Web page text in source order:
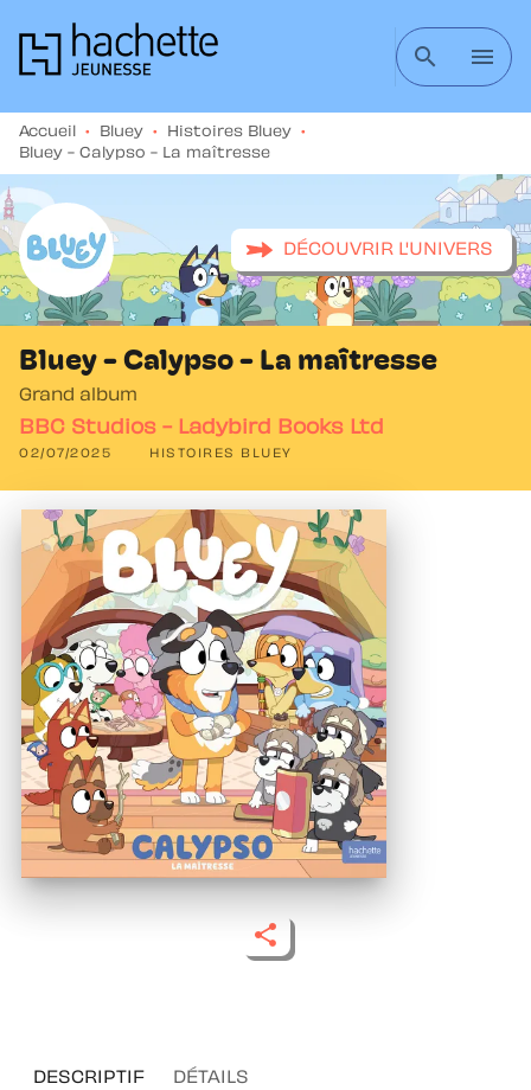
MENU RECHERCHE CONTENU
search menu
Accueil • Bluey • Histoires Bluey
•
Bluey - Calypso - La maîtresse
DÉCOUVRIR L'UNIVERS
Bluey - Calypso - La maîtresse
Grand album
BBC Studios - Ladybird Books Ltd
02/07/2025 HISTOIRES BLUEY
DESCRIPTIF DÉTAILS